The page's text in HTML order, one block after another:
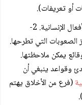
أو تعريفات).
1-هي جزء من فلسفة الأخلاق تهتم بالسلوك والأفعال الإنسانية. 2-
الصعوبات التي تطرحها.
وقواعد ينبغي أن
(فرع من الأخلاق يهتم